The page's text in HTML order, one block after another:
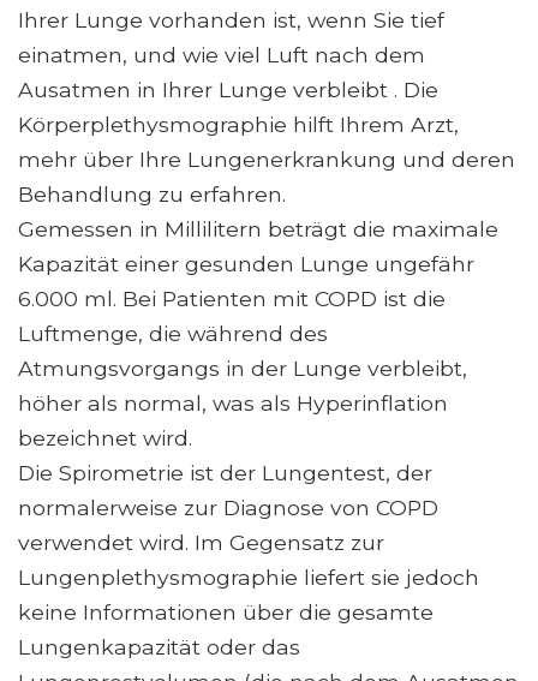
Ihrer Lunge vorhanden ist, wenn Sie tief
einatmen, und wie viel Luft nach dem
Ausatmen in Ihrer Lunge verbleibt . Die
Körperplethysmographie hilft Ihrem Arzt,
mehr über Ihre Lungenerkrankung und deren
Behandlung zu erfahren.
Gemessen in Millilitern beträgt die maximale
Kapazität einer gesunden Lunge ungefähr
6.000 ml. Bei Patienten mit COPD ist die
Luftmenge, die während des
Atmungsvorgangs in der Lunge verbleibt,
höher als normal, was als Hyperinflation
bezeichnet wird.
Die Spirometrie ist der Lungentest, der
normalerweise zur Diagnose von COPD
verwendet wird. Im Gegensatz zur
Lungenplethysmographie liefert sie jedoch
keine Informationen über die gesamte
Lungenkapazität oder das